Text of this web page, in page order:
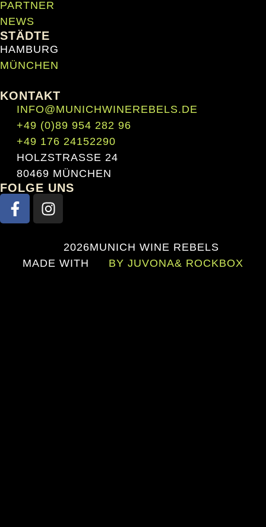
PARTNER
NEWS
STÄDTE
HAMBURG
MÜNCHEN
KONTAKT
INFO@MUNICHWINEREBELS.DE
+49 (0)89 954 282 96
+49 176 24152290
HOLZSTRASSE 24
80469 MÜNCHEN
FOLGE UNS
2026MUNICH WINE REBELS
MADE WITH
BY JUVONA& ROCKBOX